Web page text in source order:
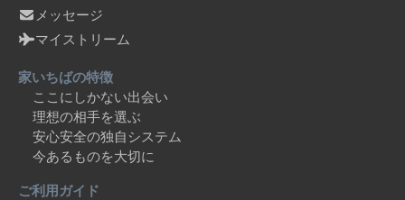
メッセージ
マイストリーム
家いちばの特徴
ここにしかない出会い
理想の相手を選ぶ
安心安全の独自システム
今あるものを大切に
ご利用ガイド